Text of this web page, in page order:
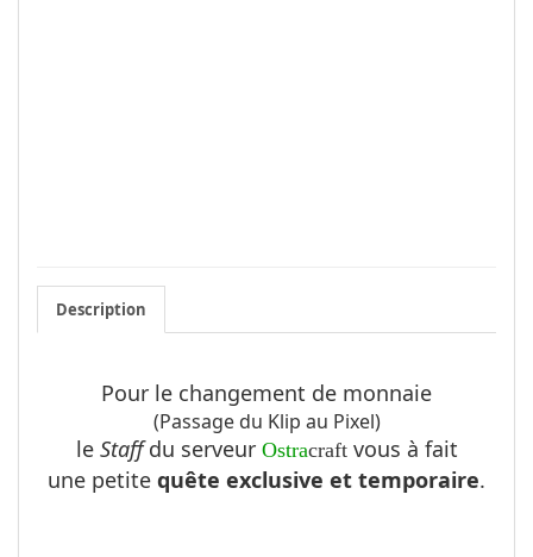
Description
Pour le changement de monnaie
(Passage du Klip au Pixel)
le Staffdu serveur Ostracraftvous à fait
une petite quête exclusive et temporaire.